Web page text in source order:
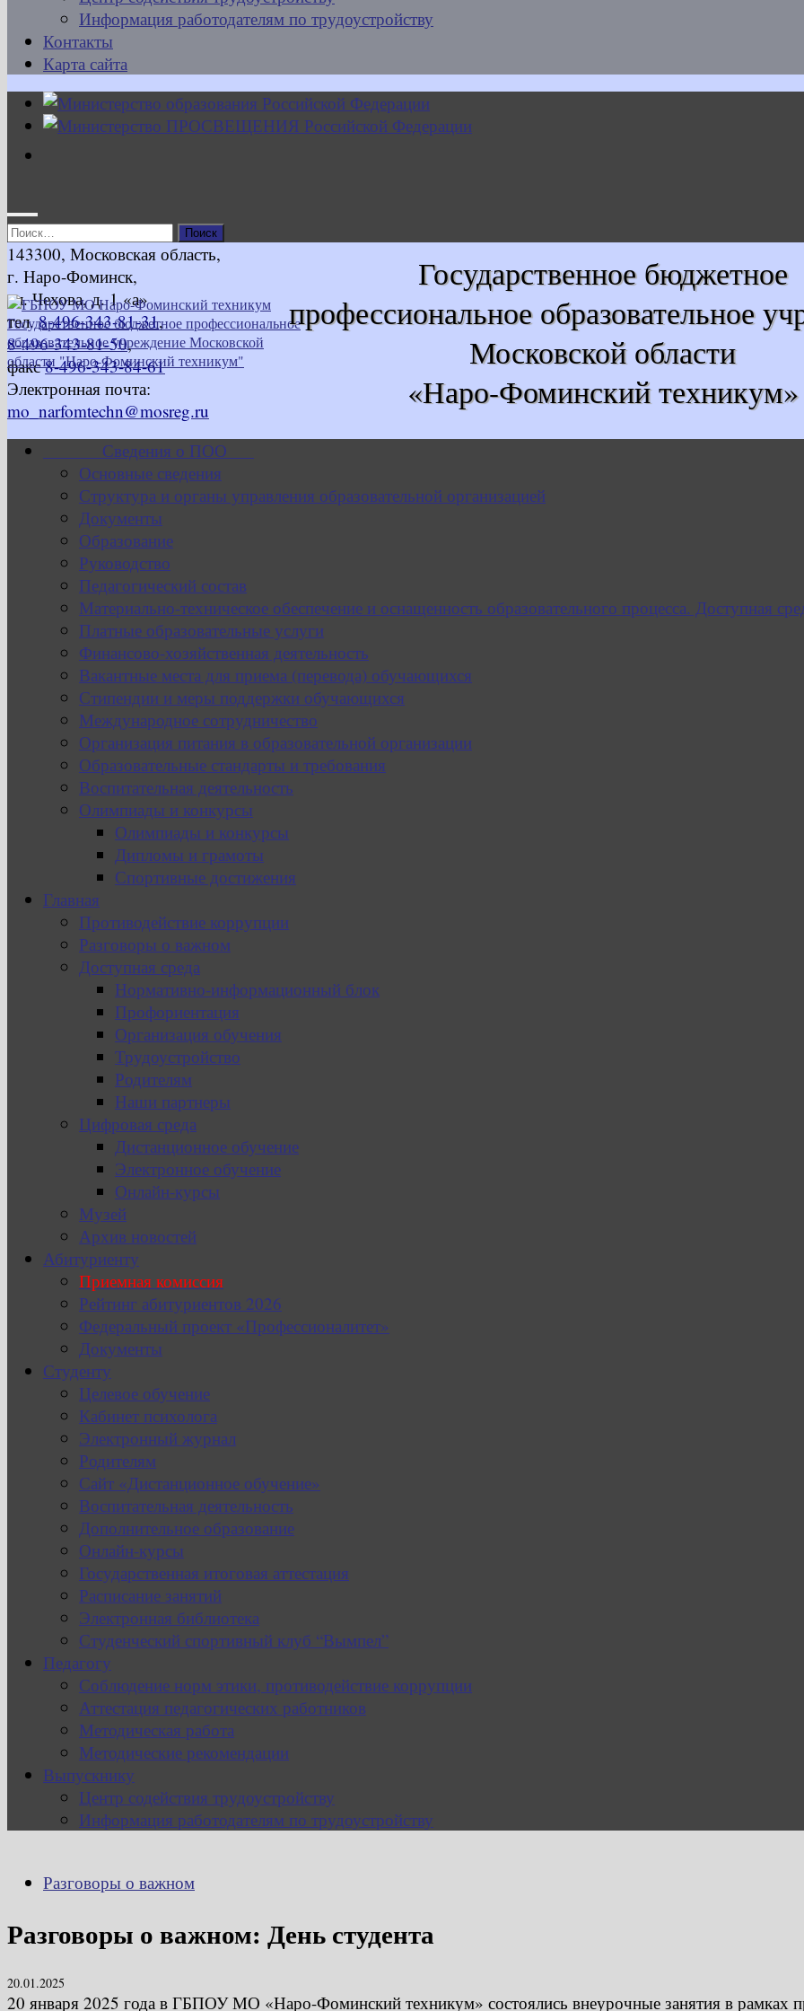
Информация работодателям по трудоустройству
Контакты
Карта сайта
Найти:
Государственное бюджетное
профессиональное образовательное
Московской области
«Наро-Фоминский техникум»
143300, Московская область,
г. Наро-Фоминск,
ул. Чехова, д. 1 «а»
тел.8-496-343-81-31,
8-496-343-81-50,
факс8-496-343-84-61
Электронная почта:
mo_narfomtechn@mosreg.ru
Сведения о ПОО
Основные сведения
Структура и органы управления образовательной организацией
Документы
Образование
Руководство
Педагогический состав
Материально-техническое обеспечение и оснащенность образовательного процесса. Доступная
Платные образовательные услуги
Финансово-хозяйственная деятельность
Вакантные места для приема (перевода) обучающихся
Стипендии и меры поддержки обучающихся
Международное сотрудничество
Организация питания в образовательной организации
Образовательные стандарты и требования
Воспитательная деятельность
Олимпиады и конкурсы
Олимпиады и конкурсы
Дипломы и грамоты
Спортивные достижения
Главная
Противодействие коррупции
Разговоры о важном
Доступная среда
Нормативно-информационный блок
Профориентация
Организация обучения
Трудоустройство
Родителям
Наши партнеры
Цифровая среда
Дистанционное обучение
Электронное обучение
Онлайн-курсы
Музей
Архив новостей
Абитуриенту
Приемная комиссия
Рейтинг абитуриентов 2026
Федеральный проект «Профессионалитет»
Документы
Студенту
Целевое обучение
Кабинет психолога
Электронный журнал
Родителям
Сайт «Дистанционное обучение»
Воспитательная деятельность
Дополнительное образование
Онлайн-курсы
Государственная итоговая аттестация
Расписание занятий
Электронная библиотека
Студенческий спортивный клуб “Вымпел”
Педагогу
Соблюдение норм этики, противодействие коррупции
Аттестация педагогических работников
Методическая работа
Методические рекомендации
Выпускнику
Центр содействия трудоустройству
Информация работодателям по трудоустройству
Разговоры о важном
Разговоры о важном: День студента
20.01.2025
20 января 2025 года в ГБПОУ МО «Наро-Фоминский техникум» состоялись внеурочные занятия в рамках